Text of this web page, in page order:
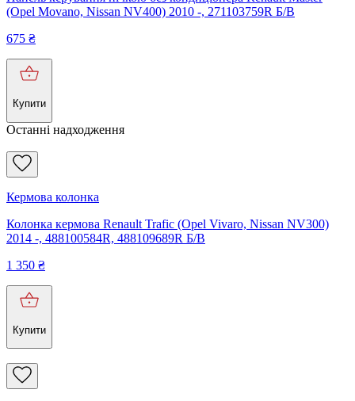
(Opel Movano, Nissan NV400) 2010 -, 271103759R Б/В
675 ₴
Купити
Останні надходження
Кермова колонка
Колонка кермова Renault Trafic (Opel Vivaro, Nissan NV300)
2014 -, 488100584R, 488109689R Б/В
1 350 ₴
Купити